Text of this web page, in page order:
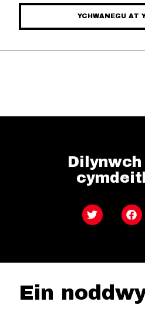
YCHWANEGU AT
Twitter
Ein